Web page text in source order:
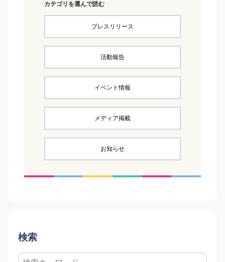
カテゴリを選んで読む
プレスリリース
活動報告
イベント情報
メディア掲載
お知らせ
検索